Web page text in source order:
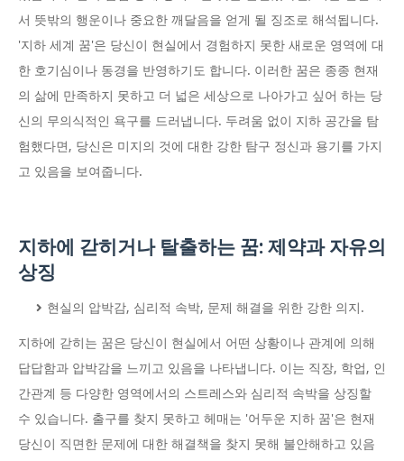
서 뜻밖의 행운이나 중요한 깨달음을 얻게 될 징조로 해석됩니다.
'지하 세계 꿈'은 당신이 현실에서 경험하지 못한 새로운 영역에 대
한 호기심이나 동경을 반영하기도 합니다. 이러한 꿈은 종종 현재
의 삶에 만족하지 못하고 더 넓은 세상으로 나아가고 싶어 하는 당
신의 무의식적인 욕구를 드러냅니다. 두려움 없이 지하 공간을 탐
험했다면, 당신은 미지의 것에 대한 강한 탐구 정신과 용기를 가지
고 있음을 보여줍니다.
지하에 갇히거나 탈출하는 꿈: 제약과 자유의
상징
현실의 압박감, 심리적 속박, 문제 해결을 위한 강한 의지.
지하에 갇히는 꿈은 당신이 현실에서 어떤 상황이나 관계에 의해
답답함과 압박감을 느끼고 있음을 나타냅니다. 이는 직장, 학업, 인
간관계 등 다양한 영역에서의 스트레스와 심리적 속박을 상징할
수 있습니다. 출구를 찾지 못하고 헤매는 '어두운 지하 꿈'은 현재
당신이 직면한 문제에 대한 해결책을 찾지 못해 불안해하고 있음